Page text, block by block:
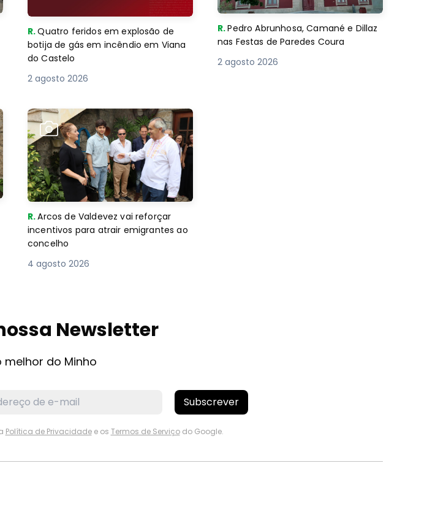
R.Quatro feridos em explosão de
botija de gás em incêndio em Viana
do Castelo
2 agosto 2026
R.Pedro Abrunhosa, Camané e Dillaz
nas Festas de Paredes Coura
2 agosto 2026
R.Arcos de Valdevez vai reforçar
incentivos para atrair emigrantes ao
concelho
4 agosto 2026
Newsletter
melhor do Minho
Subscrever
Política de Privacidadee os Termos de Serviçodo Google.